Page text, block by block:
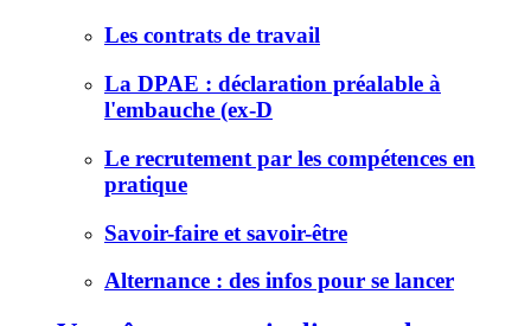
Les contrats de travail
La DPAE : déclaration préalable à
l'embauche (ex-D
Le recrutement par les compétences en
pratique
Savoir-faire et savoir-être
Alternance : des infos pour se lancer